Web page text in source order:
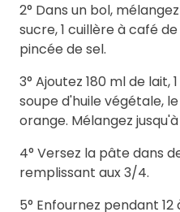
2° Dans un bol,
sucre, 1 cuillère à café
pincée de sel.
3° Ajoutez 180 ml de
soupe d'huile végétale,
orange. Mélangez
4° Versez la pâte dans
remplissant aux 3/4.
5° Enfournez pendant 12